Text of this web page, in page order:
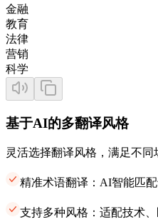
金融
教育
法律
营销
科学
基于AI的多翻译风格
灵活选择翻译风格，满足不同
精准术语翻译：AI智能匹
支持多种风格：适配技术